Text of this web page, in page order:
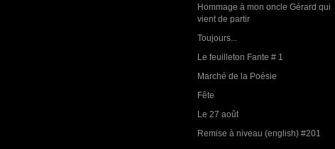
Hommage à mon oncle Gérard qui
vient de partir
Toujours...
Le feuilleton Fante # 1
Marché de la Poésie
Fête
Le 27 août
Remise à niveau (english) #201